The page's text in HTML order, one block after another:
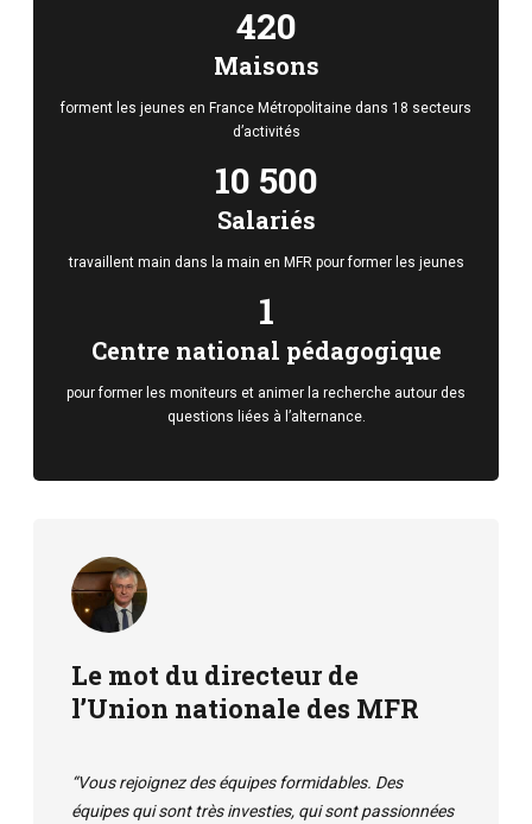
420
Maisons
forment les jeunes en France Métropolitaine dans 18 secteurs
d’activités
10 500
Salariés
travaillent main dans la main en MFR pour former les jeunes
1
Centre national pédagogique
pour former les moniteurs et animer la recherche autour des
questions liées à l’alternance.
Le mot du directeur de
l’Union nationale des MFR
“Vous rejoignez des équipes formidables. Des
équipes qui sont très investies, qui sont passionnées